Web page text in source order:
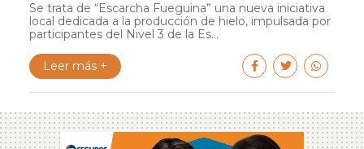
Se trata de “Escarcha Fueguina” una nueva iniciativa
local dedicada a la producción de hielo, impulsada por
participantes del Nivel 3 de la Es...
Leer más +